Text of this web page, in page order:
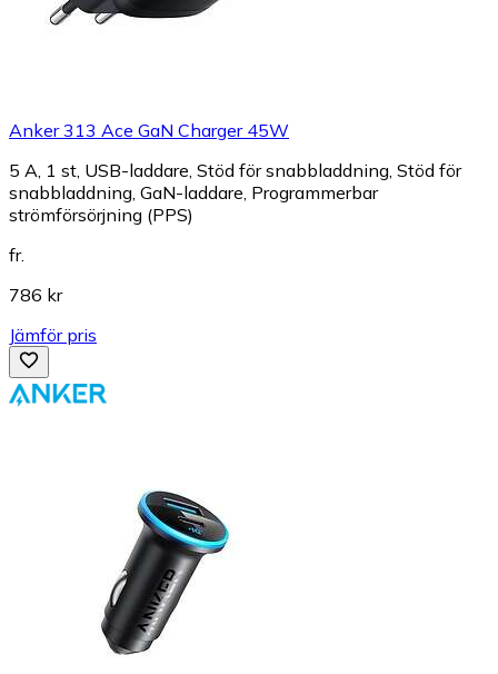
Anker 313 Ace GaN Charger 45W
5 A, 1 st, USB-laddare, Stöd för snabbladdning, Stöd för
snabbladdning, GaN-laddare, Programmerbar
strömförsörjning (PPS)
fr.
786 kr
Jämför pris